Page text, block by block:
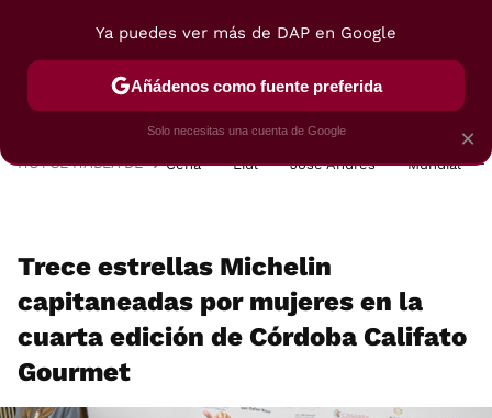
POSTRES VIAJES SELECCIÓN VEGUI
HOY SE HABLA DE Cena Lidl José Andrés Mundial
Trece estrellas Michelin
capitaneadas por mujeres en la
cuarta edición de Córdoba Califato
Gourmet
×
Ya puedes ver más de DAP en Google
Añádenos como fuente preferida
Solo necesitas una cuenta de Google